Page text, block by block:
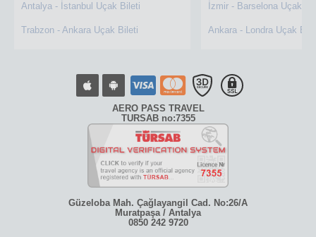
Antalya - İstanbul Uçak Bileti
Trabzon - Ankara Uçak Bileti
İzmir - Barselona Uçak
Ankara - Londra Uçak
AERO PASS TRAVEL
TURSAB no:7355
Güzeloba Mah. Çağlayangil Cad. No:26/A
Muratpaşa / Antalya
0850 242 9720